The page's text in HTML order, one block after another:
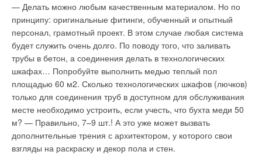
— Делать можно любым качественным материалом. Но по
принципу: оригинальные фитинги, обученный и опытный
персонал, грамотный проект. В этом случае любая система
будет служить очень долго. По поводу того, что заливать
трубы в бетон, а соединения делать в технологических
шкафах… Попробуйте выполнить медью теплый пол
площадью 60 м2. Сколько технологических шкафов (лючков)
только для соединения труб в доступном для обслуживания
месте необходимо устроить, если учесть, что бухта меди 50
м? — Правильно, 7–9 шт.! А это уже может вызвать
дополнительные трения с архитектором, у которого свои
взгляды на раскраску и декор пола и стен.
Универсальные возможности MagiCAD-
электроснабжение:
широкий набор символов;
автоматическое и произвольное размещение текстов;
масштабирование текстов и символов;
спецификации;
автоматическая нумерация;
автоматическое создание схемы распределительного
щита;
универсальные функции для присоединения приборов к
кабельной коробке;
функция «Найти и заменить» (find & replace).